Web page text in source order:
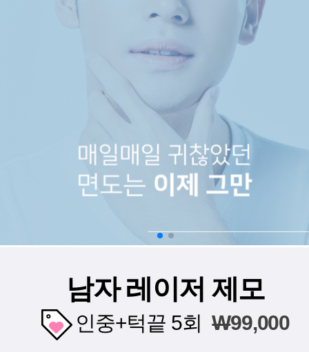
남자 레이저 제모
인중+턱끝 5회 W99,000